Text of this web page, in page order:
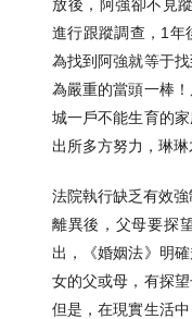
放後，阿強卻不見
進行跟蹤調查，1年
為找到阿強就等于
為嚴重的當頭一棒
城一戶不能生育的
出所多方努力，琳琳
法院執行缺乏有效強
離異後，父母要探
出，《婚姻法》明
女的父或母，有探
但是，在現實生活